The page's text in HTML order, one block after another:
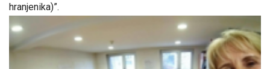
hranjenika)”.